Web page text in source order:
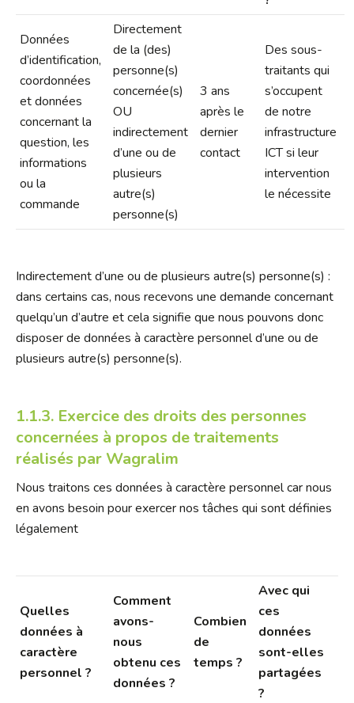
Données
d’identification,
coordonnées
et données
concernant la
question, les
informations
ou la
commande
Directement
de la (des)
personne(s)
concernée(s)
OU
indirectement
d’une ou de
plusieurs
autre(s)
personne(s)
3 ans
après le
dernier
contact
Des sous-
traitants qui
s’occupent
de notre
infrastructure
ICT si leur
intervention
le nécessite
Indirectement d’une ou de plusieurs autre(s) personne(s) :
dans certains cas, nous recevons une demande concernant
quelqu’un d’autre et cela signifie que nous pouvons donc
disposer de données à caractère personnel d’une ou de
plusieurs autre(s) personne(s).
1.1.3. Exercice des droits des personnes
concernées à propos de traitements
réalisés par Wagralim
Nous traitons ces données à caractère personnel car nous
en avons besoin pour exercer nos tâches qui sont définies
légalement
Quelles
données à
caractère
personnel ?
Comment
avons-
nous
obtenu ces
données ?
Combien
de
temps ?
Avec qui
ces
données
sont-elles
partagées
?